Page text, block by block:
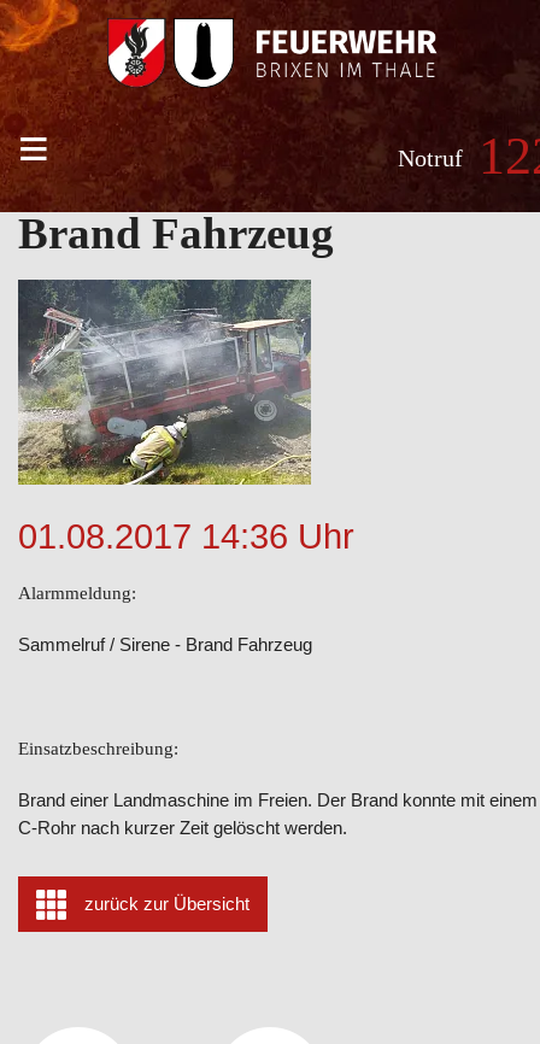
≡ Notruf
Brand Fahrzeug
01.08.2017 14:36 Uhr
Alarmmeldung:
Sammelruf / Sirene - Brand Fahrzeug
Einsatzbeschreibung:
Brand einer Landmaschine im Freien. Der Brand konnte mit einem
C-Rohr nach kurzer Zeit gelöscht werden.
zurück zur Übersicht